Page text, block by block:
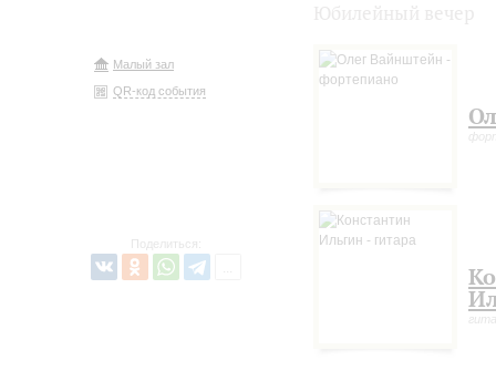
Малый зал
QR-код события
Поделиться: